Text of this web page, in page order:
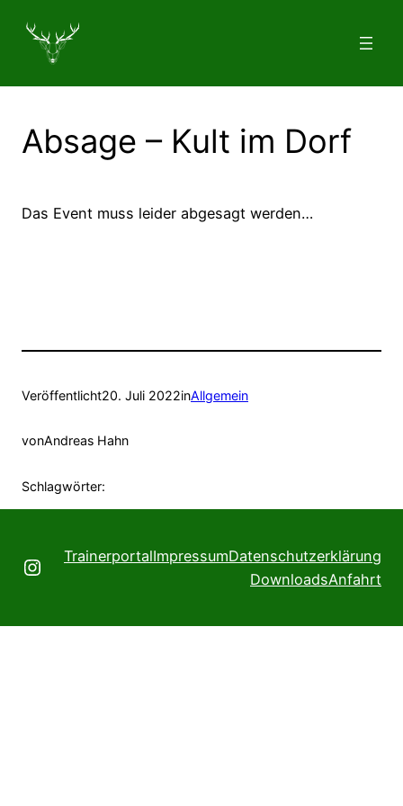
Inhalt
springen
Absage – Kult im Dorf
Das Event muss leider abgesagt werden…
Veröffentlicht20. Juli 2022inAllgemein
vonAndreas Hahn
Schlagwörter:
Instagram
TrainerportalImpressumDatenschutzerklärung
DownloadsAnfahrt